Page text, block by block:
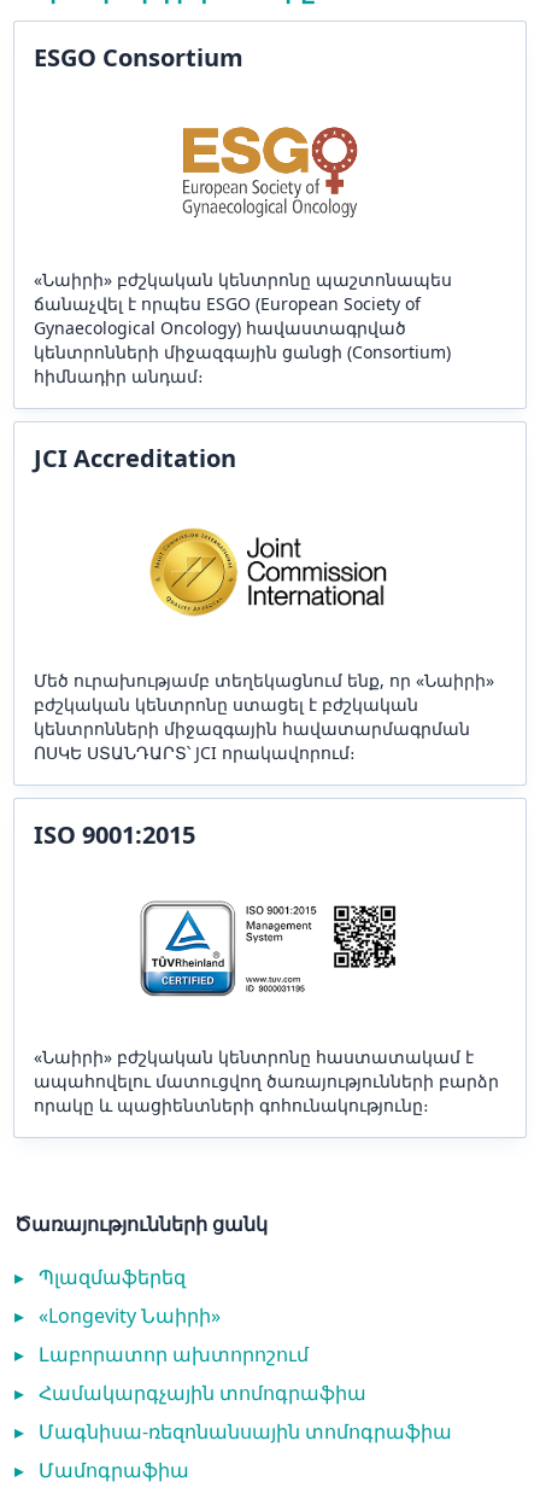
ESGO Consortium
«Նաիրի» բժշկական կենտրոնը պաշտոնապես
ճանաչվել է որպես ESGO (European Society of
Gynaecological Oncology) հավաստագրված
կենտրոնների միջազգային ցանցի (Consortium)
հիմնադիր անդամ։
JCI Accreditation
Մեծ ուրախությամբ տեղեկացնում ենք, որ «Նաիրի»
բժշկական կենտրոնը ստացել է բժշկական
կենտրոնների միջազգային հավատարմագրման
ՈՍԿԵ ՍՏԱՆԴԱՐՏ՝ JCI որակավորում։
ISO 9001:2015
«Նաիրի» բժշկական կենտրոնը հաստատակամ է
ապահովելու մատուցվող ծառայությունների բարձր
որակը և պացիենտների գոհունակությունը։
Ծառայությունների ցանկ
▸ Պլազմաֆերեզ
▸ «Longevity Նաիրի»
▸ Լաբորատոր ախտորոշում
▸ Համակարգչային տոմոգրաֆիա
▸ Մագնիսա-ռեզոնանսային տոմոգրաֆիա
▸ Մամոգրաֆիա